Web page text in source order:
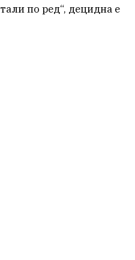
по ред“, децидна е